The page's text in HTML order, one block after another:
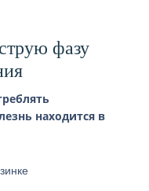
фазу
находится в